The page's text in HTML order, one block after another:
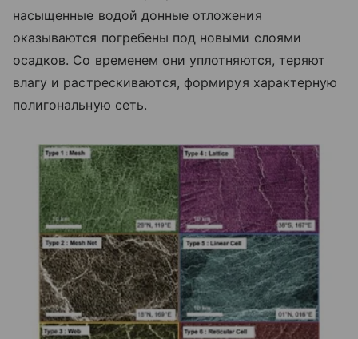
насыщенные водой донные отложения
оказываются погребены под новыми слоями
осадков. Со временем они уплотняются, теряют
влагу и растрескиваются, формируя характерную
полигональную сеть.